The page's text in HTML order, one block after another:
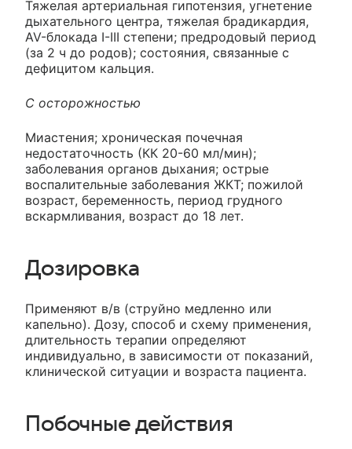
Тяжелая артериальная гипотензия, угнетение
дыхательного центра, тяжелая брадикардия,
AV-блокада I-III степени; предродовый период
(за 2 ч до родов); состояния, связанные с
дефицитом кальция.
С осторожностью
Миастения; хроническая почечная
недостаточность (КК 20-60 мл/мин);
заболевания органов дыхания; острые
воспалительные заболевания ЖКТ; пожилой
возраст, беременность, период грудного
вскармливания, возраст до 18 лет.
Дозировка
Применяют в/в (струйно медленно или
капельно). Дозу, способ и схему применения,
длительность терапии определяют
индивидуально, в зависимости от показаний,
клинической ситуации и возраста пациента.
Побочные действия